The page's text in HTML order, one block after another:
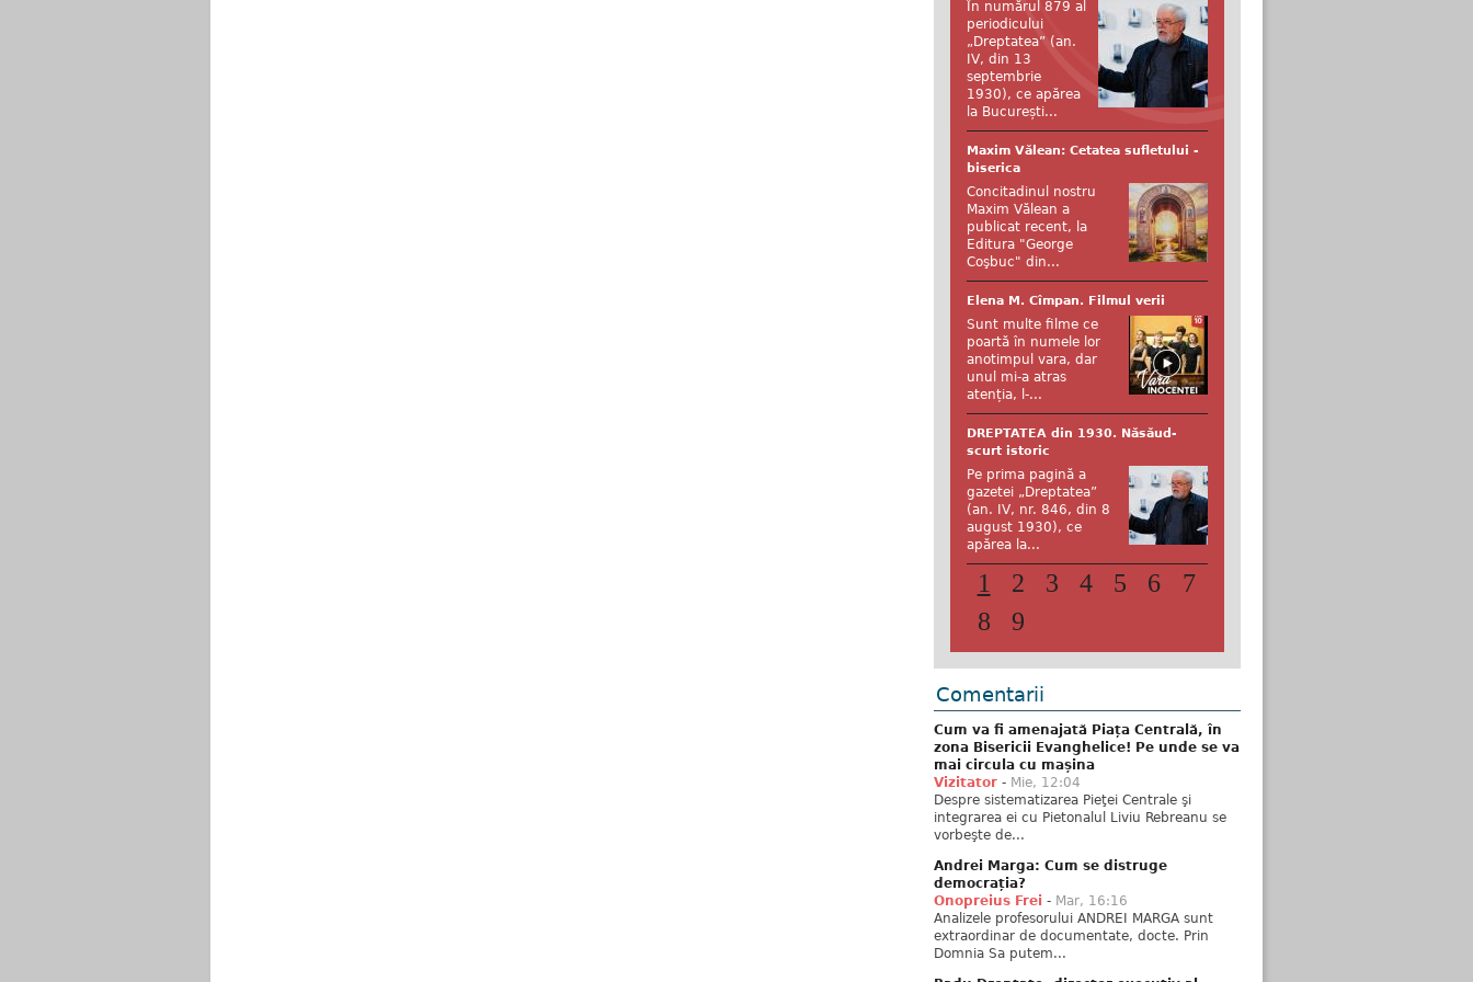
În numărul 879 al
periodicului
„Dreptatea” (an.
IV, din 13
septembrie
1930), ce apărea
la București...
Maxim Vălean: Cetatea sufletului -
biserica
Concitadinul nostru
Maxim Vălean a
publicat recent, la
Editura "George
Coşbuc" din...
Elena M. Cîmpan. Filmul verii
Sunt multe filme ce
poartă în numele lor
anotimpul vara, dar
unul mi-a atras
atenția, l-...
DREPTATEA din 1930. Năsăud-
scurt istoric
Pe prima pagină a
gazetei „Dreptatea”
(an. IV, nr. 846, din 8
august 1930), ce
apărea la...
1 2 3 4 5 6
7
8
9
Comentarii
Cum va fi amenajată Piața Centrală, în
zona Bisericii Evanghelice! Pe unde se va
mai circula cu mașina
Vizitator - Mie, 12:04
Despre sistematizarea Pieţei Centrale şi
integrarea ei cu Pietonalul Liviu Rebreanu se
vorbeşte de...
Andrei Marga: Cum se distruge
democrația?
Onopreius Frei - Mar, 16:16
Analizele profesorului ANDREI MARGA sunt
extraordinar de documentate, docte. Prin
Domnia Sa putem...